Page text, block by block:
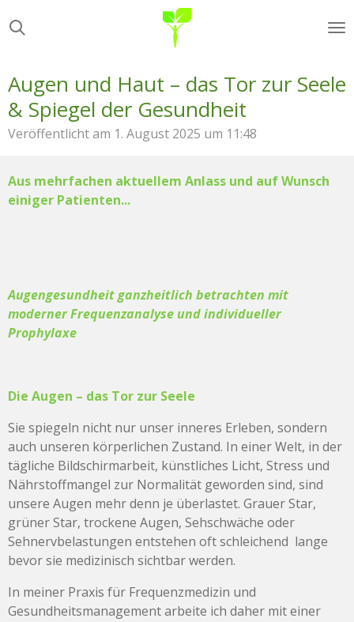
Hauptinhalt
Augen und Haut – das Tor zur Seele
& Spiegel der Gesundheit
Veröffentlicht am 1. August 2025 um 11:48
Aus mehrfachen aktuellem Anlass und auf Wunsch
einiger Patienten...
Augengesundheit ganzheitlich betrachten mit
moderner Frequenzanalyse und individueller
Prophylaxe
Die Augen – das Tor zur Seele
Sie spiegeln nicht nur unser inneres Erleben, sondern
auch unseren körperlichen Zustand. In einer Welt, in der
tägliche Bildschirmarbeit, künstliches Licht, Stress und
Nährstoffmangel zur Normalität geworden sind, sind
unsere Augen mehr denn je überlastet. Grauer Star,
grüner Star, trockene Augen, Sehschwäche oder
Sehnervbelastungen entstehen oft schleichend lange
bevor sie medizinisch sichtbar werden.
In meiner Praxis für Frequenzmedizin und
Gesundheitsmanagement arbeite ich daher mit einer